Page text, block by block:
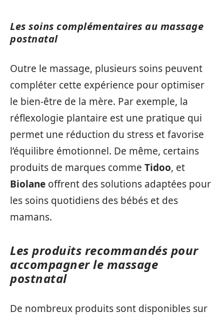
Les soins complémentaires au massage
postnatal
Outre le massage, plusieurs soins peuvent
compléter cette expérience pour optimiser
le bien-être de la mère. Par exemple, la
réflexologie plantaire est une pratique qui
permet une réduction du stress et favorise
l’équilibre émotionnel. De même, certains
produits de marques comme Tidoo, et
Biolane offrent des solutions adaptées pour
les soins quotidiens des bébés et des
mamans.
Les produits recommandés pour
accompagner le massage
postnatal
De nombreux produits sont disponibles sur